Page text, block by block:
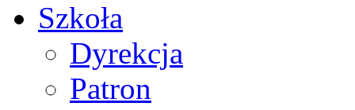
Szkoła
Dyrekcja
Patron